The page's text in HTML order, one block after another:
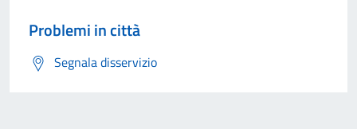
Problemi in città
Segnala disservizio